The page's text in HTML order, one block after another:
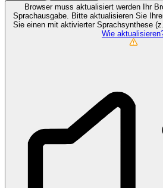
Browser muss aktualisiert werden
Ihr
Sprachausgabe. Bitte aktualisieren Sie
Sie einen mit aktivierter Sprachsynthese
Wie